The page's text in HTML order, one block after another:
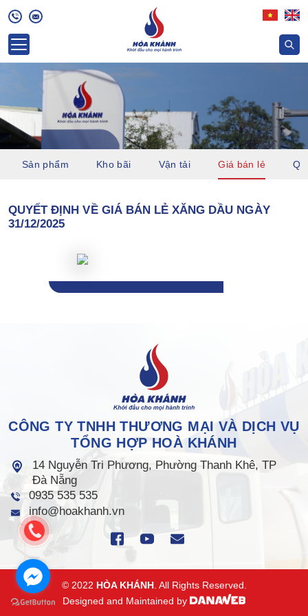
Sản phẩm Kho bãi Vận tải Giá bán lẻ
QUYẾT ĐỊNH VỀ GIÁ BÁN LẺ XĂNG DẦU NGÀY
31/12/2025
CÔNG TY TNHH THƯƠNG MẠI VÀ DỊCH VỤ
TỔNG HỢP HOÀ KHÁNH
14 Nguyễn Tri Phương, Phường Thanh Khê, TP
Đà Nẵng
0935 535 535
info@hoakhanh.vn
© 2022 HÒA KHÁNH. All Rights Reserved.
Designed and Maintained by